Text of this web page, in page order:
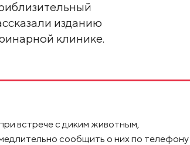
изданию
клинике.
встрече с диким животным,
сообщить о них по телефону